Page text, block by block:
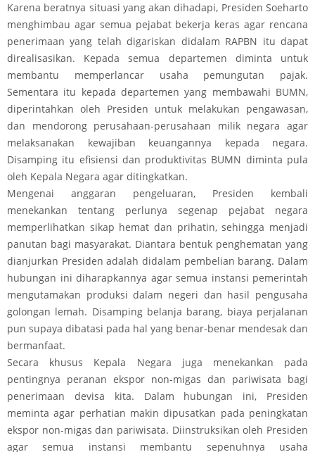
Karena beratnya situasi yang akan dihadapi, Presiden Soeharto
menghimbau agar semua pejabat bekerja keras agar rencana
penerimaan yang telah digariskan didalam RAPBN itu dapat
direalisasikan. Kepada semua departemen diminta untuk
membantu memperlancar usaha pemungutan pajak.
Sementara itu kepada departemen yang membawahi BUMN,
diperintahkan oleh Presiden untuk melakukan pengawasan,
dan mendorong perusahaan-perusahaan milik negara agar
melaksanakan kewajiban keuangannya kepada negara.
Disamping itu efisiensi dan produktivitas BUMN diminta pula
oleh Kepala Negara agar ditingkatkan.
Mengenai anggaran pengeluaran, Presiden kembali
menekankan tentang perlunya segenap pejabat negara
memperlihatkan sikap hemat dan prihatin, sehingga menjadi
panutan bagi masyarakat. Diantara bentuk penghematan yang
dianjurkan Presiden adalah didalam pembelian barang. Dalam
hubungan ini diharapkannya agar semua instansi pemerintah
mengutamakan produksi dalam negeri dan hasil pengusaha
golongan lemah. Disamping belanja barang, biaya perjalanan
pun supaya dibatasi pada hal yang benar-benar mendesak dan
bermanfaat.
Secara khusus Kepala Negara juga menekankan pada
pentingnya peranan ekspor non-migas dan pariwisata bagi
penerimaan devisa kita. Dalam hubungan ini, Presiden
meminta agar perhatian makin dipusatkan pada peningkatan
ekspor non-migas dan pariwisata. Diinstruksikan oleh Presiden
agar semua instansi membantu sepenuhnya usaha